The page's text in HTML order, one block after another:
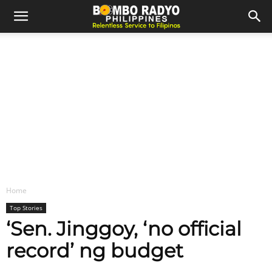
Home
Top Stories
‘Sen. Jinggoy, ‘no official
record’ ng budget